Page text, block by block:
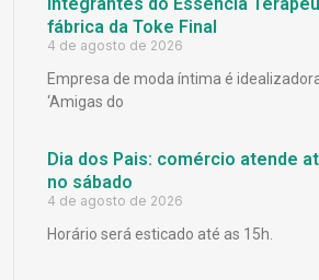
Integrantes do Essência
fábrica da Toke Final
4 de agosto de 2026
Empresa de moda íntima é
‘Amigas do
Dia dos Pais: comércio atende
no sábado
4 de agosto de 2026
Horário será esticado até as 15h.